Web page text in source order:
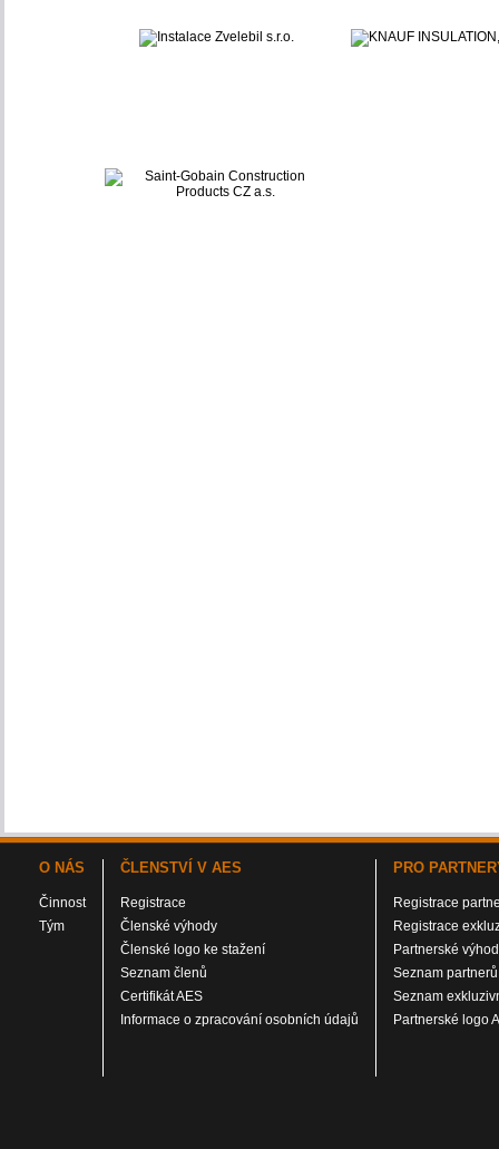
O NÁS
Činnost
Tým
ČLENSTVÍ V AES
Registrace
Členské výhody
Členské logo ke stažení
Seznam členů
Certifikát AES
Informace o zpracování osobních údajů
PRO
Registrace
Registrace
Partnerské
Seznam partnerů
Seznam
Partnerské logo